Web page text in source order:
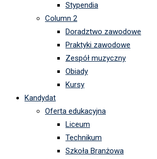
Stypendia
Column 2
Doradztwo zawodowe
Praktyki zawodowe
Zespół muzyczny
Obiady
Kursy
Kandydat
Oferta edukacyjna
Liceum
Technikum
Szkoła Branżowa